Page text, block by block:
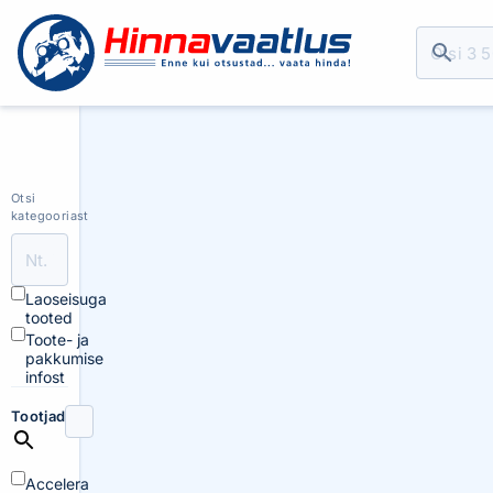
Otsi
kategooriast
Laoseisuga
tooted
Toote- ja
pakkumise
infost
Tootjad
Accelera